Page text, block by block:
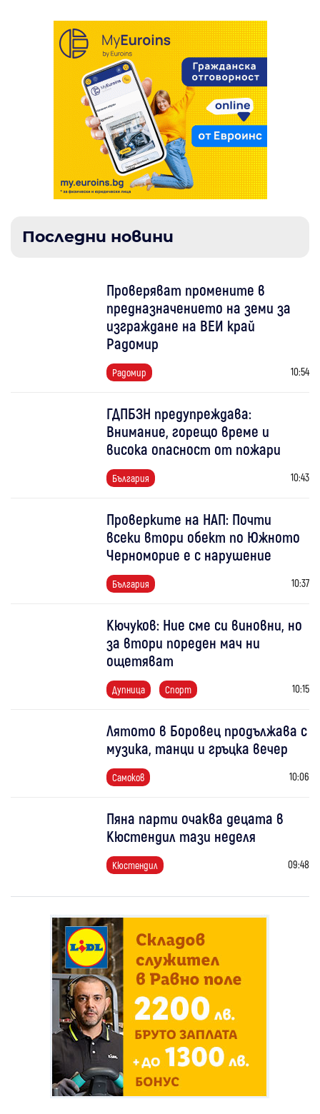
Последни новини
Проверяват промените в
предназначението на земи за
изграждане на ВЕИ край
Радомир
Радомир 10:54
ГДПБЗН предупреждава:
Внимание, горещо време и
висока опасност от пожари
България 10:43
Проверките на НАП: Почти
всеки втори обект по Южното
Черноморие е с нарушение
България 10:37
Кючуков: Ние сме си виновни, но
за втори пореден мач ни
ощетяват
Дупница Спорт 10:15
Лятото в Боровец продължава с
музика, танци и гръцка вечер
Самоков 10:06
Пяна парти очаква децата в
Кюстендил тази неделя
Кюстендил 09:48